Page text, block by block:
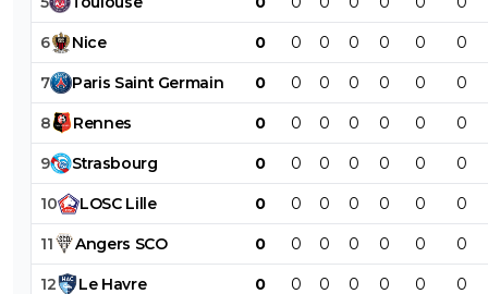
6 Nice 0 0 0 0 0 0 0
7 Paris Saint Germain 0 0 0 0 0 0 0
8 Rennes 0 0 0 0 0 0 0
9 Strasbourg 0 0 0 0 0 0 0
10 LOSC Lille 0 0 0 0 0 0 0
11 Angers SCO 0 0 0 0 0 0 0
12 Le Havre 0 0 0 0 0 0 0